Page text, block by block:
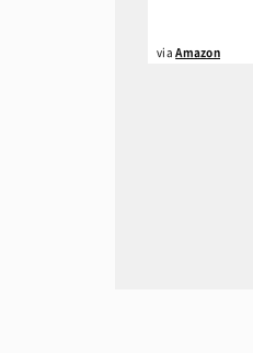
viaAmazon